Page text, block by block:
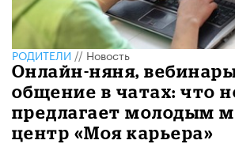
РОДИТЕЛИ//Новость
Онлайн-няня,
общение в чатах: что
предлагает молодым
центр «Моя карьера»